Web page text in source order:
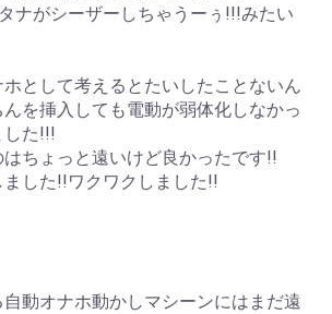
ナがシーザーしちゃうーぅ!!!みたい
として考えるとたいしたことないん
を挿入しても電動が弱体化しなかっ
した!!!
ちょっと遠いけど良かったです!!
した!!ワクワクしました!!
動オナホ動かしマシーンにはまだ遠